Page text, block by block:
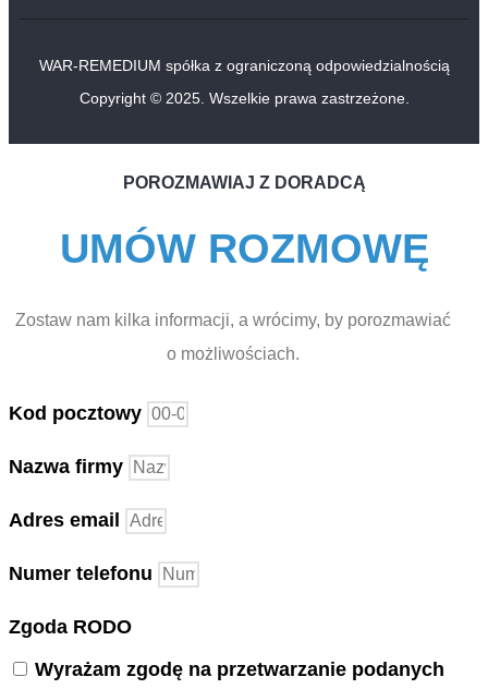
WAR-REMEDIUM spółka z ograniczoną odpowiedzialnością
Copyright © 2025. Wszelkie prawa zastrzeżone.
POROZMAWIAJ Z DORADCĄ
UMÓW ROZMOWĘ
Zostaw nam kilka informacji, a wrócimy, by porozmawiać
o możliwościach.
Kod pocztowy
Nazwa firmy
Adres email
Numer telefonu
Zgoda RODO
Wyrażam zgodę na przetwarzanie podanych